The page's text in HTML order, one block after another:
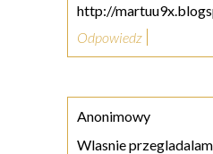
http://
Odpowiedz
Anonimowy
Wlasnie